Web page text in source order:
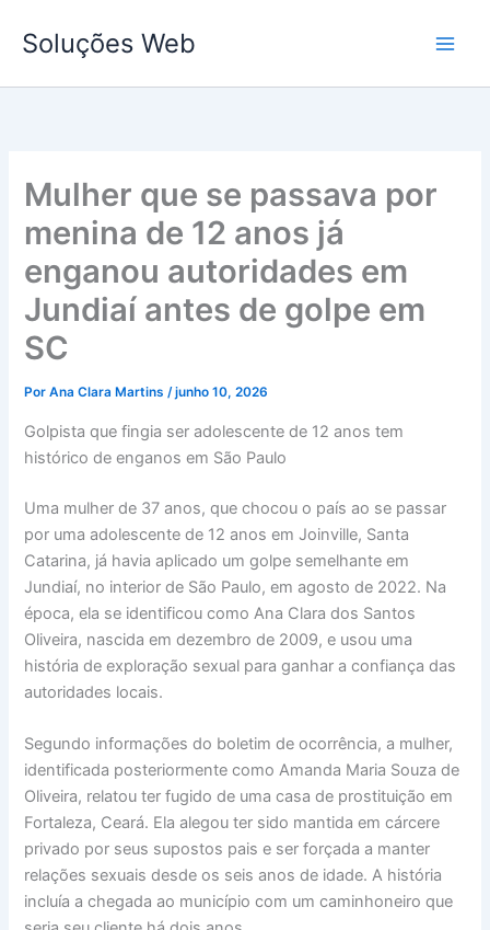
para
conteúdo
Soluções Web
Mulher que se passava por
menina de 12 anos já
enganou autoridades em
Jundiaí antes de golpe em
SC
PorAna Clara Martins/junho 10, 2026
Golpista que fingia ser adolescente de 12 anos tem
histórico de enganos em São Paulo
Uma mulher de 37 anos, que chocou o país ao se passar
por uma adolescente de 12 anos em Joinville, Santa
Catarina, já havia aplicado um golpe semelhante em
Jundiaí, no interior de São Paulo, em agosto de 2022. Na
época, ela se identificou como Ana Clara dos Santos
Oliveira, nascida em dezembro de 2009, e usou uma
história de exploração sexual para ganhar a confiança das
autoridades locais.
Segundo informações do boletim de ocorrência, a mulher,
identificada posteriormente como Amanda Maria Souza de
Oliveira, relatou ter fugido de uma casa de prostituição em
Fortaleza, Ceará. Ela alegou ter sido mantida em cárcere
privado por seus supostos pais e ser forçada a manter
relações sexuais desde os seis anos de idade. A história
incluía a chegada ao município com um caminhoneiro que